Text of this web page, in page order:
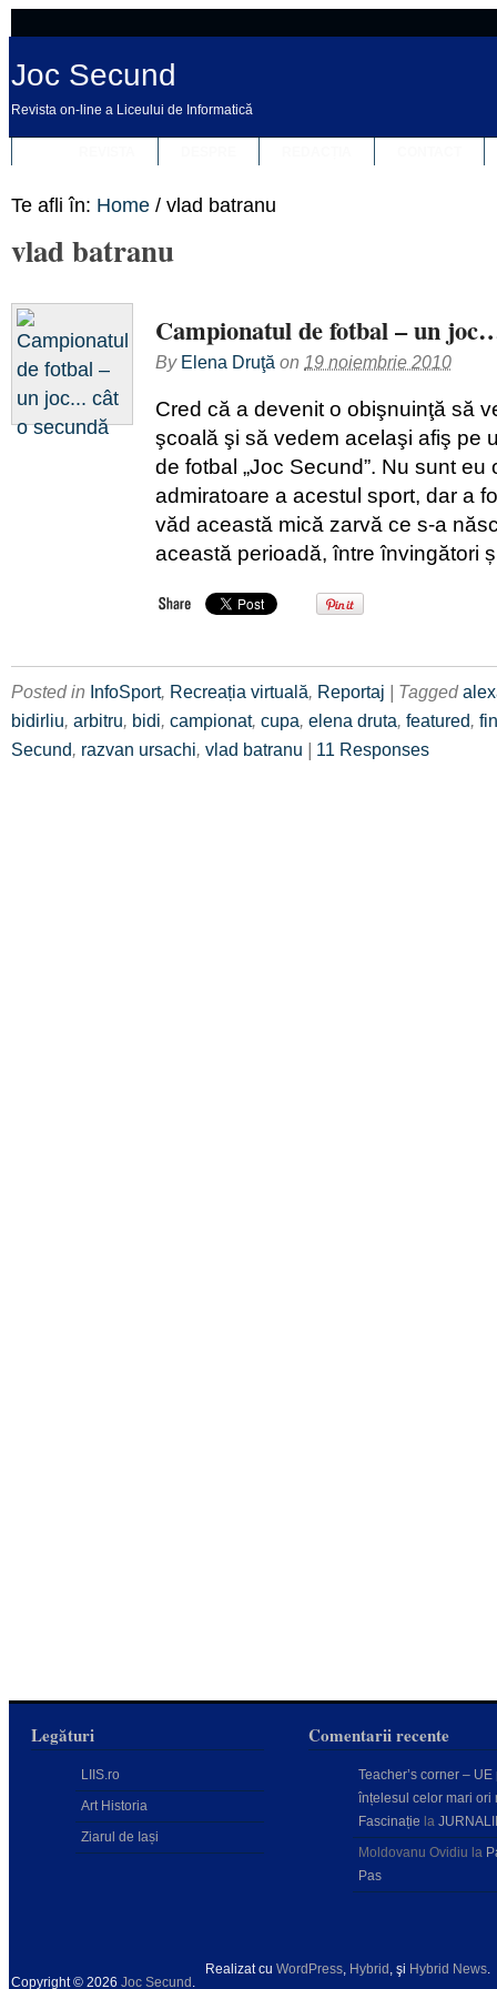
Joc Secund
Revista on-line a Liceului de Informatică
Te afli în: Home / vlad batranu
vlad batranu
Campionatul de fotbal – un
By Elena Druţă on 19 noiembrie 2010
Cred că a devenit o obişnuinţă să
şcoală şi să vedem acelaşi afiş pe
de fotbal „Joc Secund”. Nu sunt eu
admiratoare a acestul sport, dar a
văd această mică zarvă ce s-a
această perioadă, între învingători
Posted in InfoSport, Recreația virtuală, Reportaj | Tagged
bidirliu, arbitru, bidi, campionat, cupa, elena druta, featured,
Secund, razvan ursachi, vlad batranu | 11 Responses
Legături
LIIS.ro
Art Historia
Ziarul de Iași
Comentarii recente
Teacher’s corner – UE
înțelesul celor mari ori
Fascinație la
Moldovanu Ovidiu la
Pas
Copyright © 2026 Joc Secund .
Realizat cu WordPress, Hybrid , şi Hybrid News.